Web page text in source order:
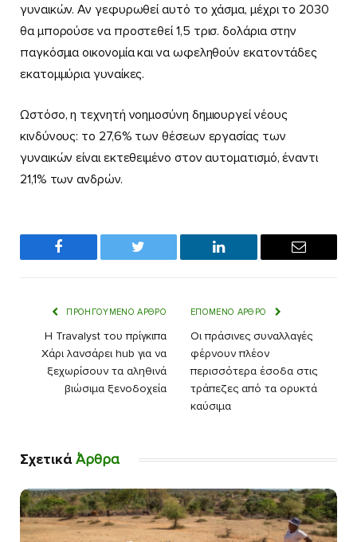
γυναικών. Αν γεφυρωθεί αυτό το χάσμα, μέχρι το 2030
θα μπορούσε να προστεθεί 1,5 τρισ. δολάρια στην
παγκόσμια οικονομία και να ωφεληθούν εκατοντάδες
εκατομμύρια γυναίκες.
Ωστόσο, η τεχνητή νοημοσύνη δημιουργεί νέους
κινδύνους: το 27,6% των θέσεων εργασίας των
γυναικών είναι εκτεθειμένο στον αυτοματισμό, έναντι
21,1% των ανδρών.
Facebook Twitter LinkedIn Email
ΠΡΟΗΓΟΎΜΕΝΟ ΆΡΘΡΟ
Η Travalyst του πρίγκιπα
Χάρι λανσάρει hub για να
ξεχωρίσουν τα αληθινά
βιώσιμα ξενοδοχεία
ΕΠΌΜΕΝΟ ΆΡΘΡΟ
Οι πράσινες συναλλαγές
φέρνουν πλέον
περισσότερα έσοδα στις
τράπεζες από τα ορυκτά
καύσιμα
ΣχετικάΆρθρα